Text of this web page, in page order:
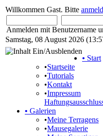
Willkommen Gast. Bitte
Anmelden mit Benutzername
Samstag, 08 August 2026
• Start
•Startseite
•Tutorials
•Kontakt
•Impressum
• Galerien
•Meine Terragens
•Mausegalerie